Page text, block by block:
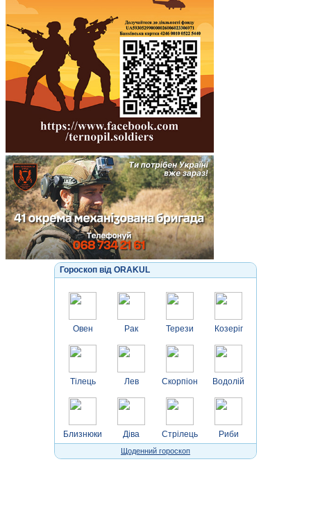
Гороскоп від ORAKUL
Овен
Тілець
Близнюки
Рак
Лев
Діва
Терези
Скорпіон
Стрілець
Козеріг
Водолій
Риби
Щоденний гороскоп